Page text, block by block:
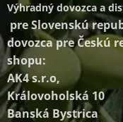
Výhradný dovozca a
pre Slovenskú
dovozca pre Českú
shopu:
AK4 s.r.o,
Královoholská 10
Banská Bystrica